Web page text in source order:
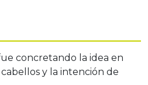
concretando la idea en
y la intención de